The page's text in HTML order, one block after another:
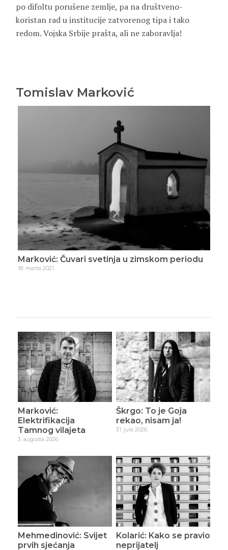
po difoltu porušene zemlje, pa na društveno-
koristan rad u institucije zatvorenog tipa i tako
redom. Vojska Srbije prašta, ali ne zaboravlja!
Tomislav Marković
periodu Marković: Mrtvi su njihovo životno
Marković:
Elektrifikacija
Tamnog vilajeta
3. augusta 2026.
Škrgo: To je Goja
rekao, nisam ja!
31. jula 2026.
Mehmedinović: Svijet
prvih sjećanja
Kolarić: Kako se pravio
neprijatelj